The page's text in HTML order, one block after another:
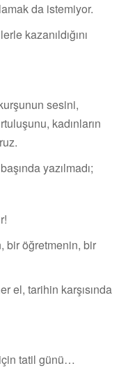
da istemiyor.
kazanıldığını
sesini,
kadınların
yazılmadı;
bir öğretmenin, bir
el, tarihin karşısında
tatil günü…